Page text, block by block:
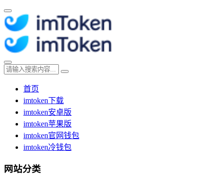
首页
imtoken下载
imtoken安卓版
imtoken苹果版
imtoken官网钱包
imtoken冷钱包
网站分类